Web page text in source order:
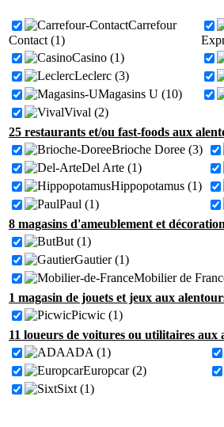
Carrefour
Contact (1)
Casino (1)
Leclerc (3)
Magasins U (10)
Vival (2)
25 restaurants et/ou fast-foods aux
Brioche Doree (3)
Del Arte (1)
Hippopotamus (1)
Paul (1)
8 magasins d'ameublement et
But (1)
Gautier (1)
Mobilier de
1 magasin de jouets et jeux aux
Picwic (1)
11 loueurs de voitures ou utilitaires
ADA (1)
Europcar (2)
Sixt (1)